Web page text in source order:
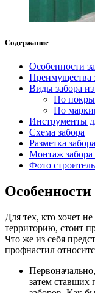
Содержание
Особенности
Преимущества
Виды забора
По
По
Инструменты
Схема забора
Разметка забора
Монтаж забора
Фото
Особенности
Для тех, кто хочет
территорию, стоит
Что же из себя
профнастил
затем ставших